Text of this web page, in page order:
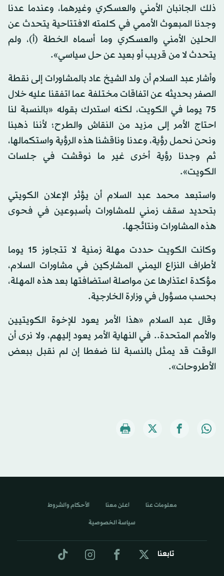
ذلك الجانبان الأمني والعسكري وغيرهما، وعندما عدنا
وجدنا المبعوث الأممي في كلمته الافتتاحية يتحدث عن
الحلين الأمني والعسكري وما أسماه الخطة (أ)، ولم
يتحدث لا من قريب أو بعيد عن حل سياسي».
وأشار عبد السلام أن ولد الشيخ عاد بالمشاورات إلى نقطة
الصفر بحديثه عن اتفاقات مختلفة عما اتفقنا عليه خلال
75 يوما في الكويت، لكنه استدرك بقوله «بالنسبة لنا
احتاج الأمر إلى مزيد من النقاش والطرح؛ لأننا ذهبنا
ونحن نحمل رؤية، وعدنا وناقشنا هذه الرؤية واستكمالها،
ثم وجدنا رؤية أخرى غير ما نوقشت في جلسات
الكويت».
واستبعد محمد عبد السلام أن يؤثر الإعلان الكويتي
بتحديد سقف زمني للمشاورات بأسبوعين في فحوى
هذه المشاورات ونتائجها.
وكانت الكويت حددت مهلة زمنية لا تتجاوز 15 يوما
لأطراف النزاع اليمني المشاركين في مشاورات السلام،
مؤكدة اعتذارها عن مواصلة استضافتها بعد هذه المهلة،
بحسب مسؤول في وزارة الخارجية.
وقال عبد السلام «هذا الأمر يعود للإخوة الكويتيين
والأمم المتحدة.. في النهاية الأمر يعود إليهم، ولا نرى أن
الوقت قد يمثل بالنسبة لنا ضغطا إن لم نقبل ببعض
الأطروحات».
تابعنا
معلومات عنا اعلن معنا الأحكام والشروط
سياسة الخصوصية